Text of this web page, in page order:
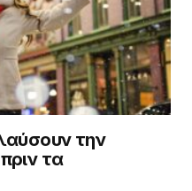
την
τα